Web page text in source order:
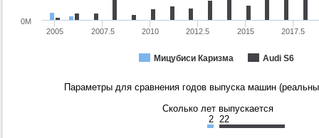
Мицубиси Каризма Audi S6
2005 2007.5 2010 2012.5 2015 2017.5
0M
Параметры для сравнения годов выпуска машин
Сколько лет выпускается
2 22